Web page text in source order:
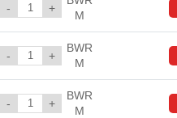
- +
M
- +
BWR
M
- +
BWR
M